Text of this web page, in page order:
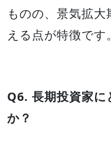
ものの、景気拡
える点が特徴です。
Q6. 長期投資家に
か？